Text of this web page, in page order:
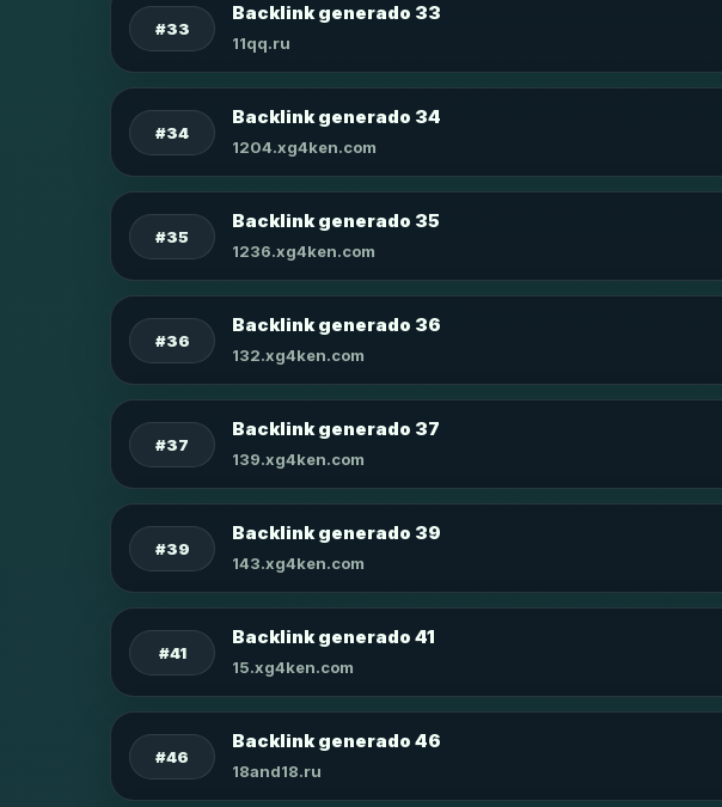
#33
Backlink generado 33
11qq.ru
#34
Backlink generado 34
1204.xg4ken.com
#35
Backlink generado 35
1236.xg4ken.com
#36
Backlink generado 36
132.xg4ken.com
#37
Backlink generado 37
139.xg4ken.com
#39
Backlink generado 39
143.xg4ken.com
#41
Backlink generado 41
15.xg4ken.com
#46
Backlink generado 46
18and18.ru